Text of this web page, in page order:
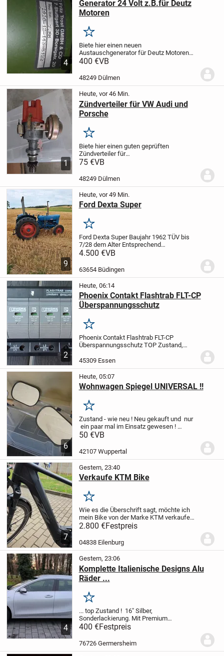
4
Generator 24 Volt z.B.für Deutz
Motoren
Merken
Biete hier einen neuen
Austauschgenerator für Deutz Motoren
an,der Generator ist für 24 Volt.
400 €VB
48249 Dülmen
1
Heute, vor 46 Min.
Zündverteiler für VW Audi und
Porsche
Merken
Biete hier einen guten geprüften
Zündverteiler für
VW:Golf,Jetta,Scirocco,Audi:80 / 100 und
Rückgabe oder Garantie.
75 €VB
48249 Dülmen
9
Heute, vor 49 Min.
Ford Dexta Super
Merken
Ford Dexta Super Baujahr 1962 TÜV bis
7/28 dem Alter Entsprechend
Undichtigkeit am Motor
4.500 €VB
63654 Büdingen
2
Heute, 06:14
Phoenix Contakt Flashtrab FLT-CP
Überspannungsschutz
Merken
Phoenix Contakt Flashtrab FLT-CP
Überspannungsschutz TOP Zustand,
Verschickung: 5,49€
45309 Essen
6
Heute, 05:07
Wohnwagen Spiegel UNIVERSAL !!
Merken
Zustand - wie neu ! Neu gekauft und nur
ein paar mal im Einsatz gewesen !
Pflichtangabe : Privatverkauf ohne
Versand kosten
50 €VB
42107 Wuppertal
7
Gestern, 23:40
Verkaufe KTM Bike
Merken
Wie es die Überschrift sagt, möchte ich
mein Bike von der Marke KTM verkaufen.
Preis : 2800,- Euro .Alles Original
Bei fragen, gerne stellen.
2.800 €Festpreis
04838 Eilenburg
4
Gestern, 23:06
Komplette Italienische Designs Alu
Räder ...
Merken
... top Zustand ! 16" Silber,
Sonderlackierung. Mit Premium
Winterreifen drauf : Nokian WR A4
205/55 R16 94V , ca. 12.000 km
gefahren. Ventil - Luftdruck Sensoren (
Überwachung ), und Schrauben...
400 €Festpreis
76726 Germersheim